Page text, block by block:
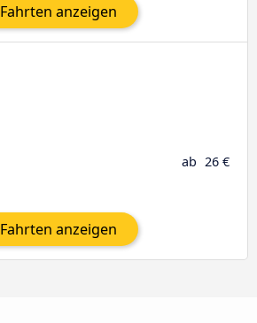
Fahrten anzeigen
ab 26 €
Fahrten anzeigen